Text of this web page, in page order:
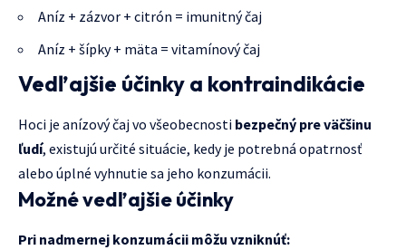
Aníz + zázvor + citrón = imunitný čaj
Aníz + šípky + mäta = vitamínový čaj
Vedľajšie účinky a kontraindikácie
Hoci je anízový čaj vo všeobecnosti bezpečný pre väčšinu
ľudí, existujú určité situácie, kedy je potrebná opatrnosť
alebo úplné vyhnutie sa jeho konzumácii.
Možné vedľajšie účinky
Pri nadmernej konzumácii môžu vzniknúť: